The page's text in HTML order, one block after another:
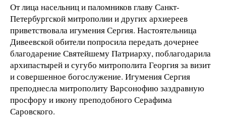
От лица насельниц и паломников главу Санкт-
Петербургской митрополии и других архиереев
приветствовала игумения Сергия. Настоятельница
Дивеевской обители попросила передать дочернее
благодарение Святейшему Патриарху, поблагодарила
архипастырей и сугубо митрополита Георгия за визит
и совершенное богослужение. Игумения Сергия
преподнесла митрополиту Варсонофию заздравную
просфору и икону преподобного Серафима
Саровского.